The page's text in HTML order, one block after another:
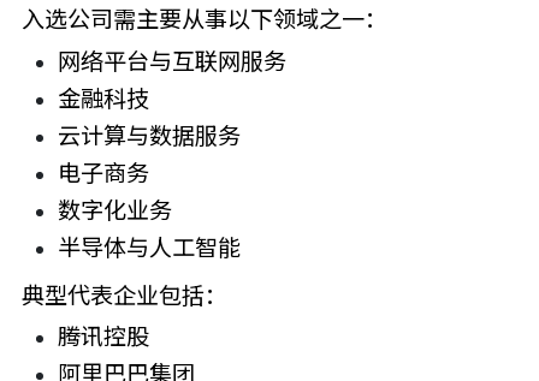
入选公司需主要从事以下领域之一：
网络平台与互联网服务
金融科技
云计算与数据服务
电子商务
数字化业务
半导体与人工智能
典型代表企业包括：
腾讯控股
阿里巴巴集团